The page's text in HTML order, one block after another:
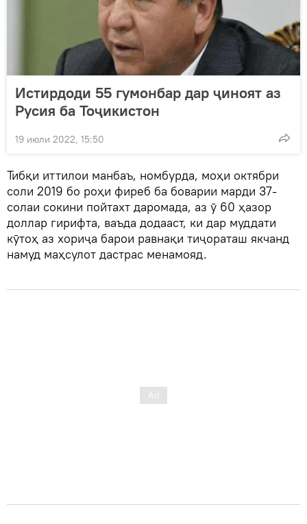
Истирдоди 55 гумонбар дар ҷиноят аз
Русия ба Тоҷикистон
19 июли 2022, 15:50
Тибқи иттилои манбаъ, номбурда, моҳи октябри
соли 2019 бо роҳи фиреб ба боварии марди 37-
солаи сокини пойтахт даромада, аз ӯ 60 ҳазор
доллар гирифта, ваъда додааст, ки дар муддати
кӯтоҳ аз хориҷа барои равнақи тиҷораташ якчанд
намуд маҳсулот дастрас менамояд.